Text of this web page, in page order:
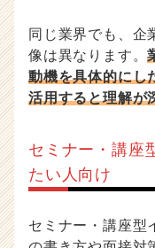
同じ業界でも、企
像は異なります。
動機を具体的にし
活用すると理解が
セミナー・講座
たい人向け
セミナー・講座型